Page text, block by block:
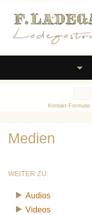
Kontakt-Formular
Medien
WEITER ZU:
Audios
Videos